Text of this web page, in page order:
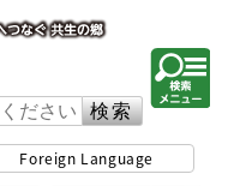
Foreign Language